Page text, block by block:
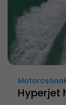
Hyperjet